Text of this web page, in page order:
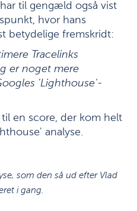
til gengæld også vist
hvor hans
betydelige fremskridt:
Tracelinks
er noget mere
'Lighthouse'-
en score, der kom helt
analyse.
som den så ud efter Vlad
i gang.